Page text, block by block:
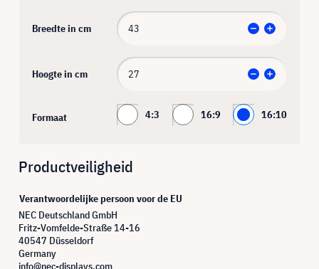
Breedte in cm
Hoogte in cm
Formaat 4:3 16:9 16:10
Productveiligheid
Verantwoordelijke persoon voor de EU
NEC Deutschland GmbH
Fritz-Vomfelde-Straße 14-16
40547 Düsseldorf
Germany
info@nec-displays.com